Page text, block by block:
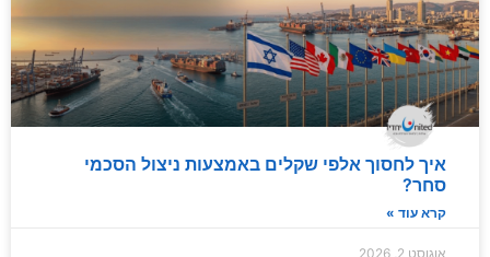
איך לחסוך אלפי שקלים באמצעות ניצול הסכמי
סחר?
קרא עוד »
אוגוסט 2, 2026